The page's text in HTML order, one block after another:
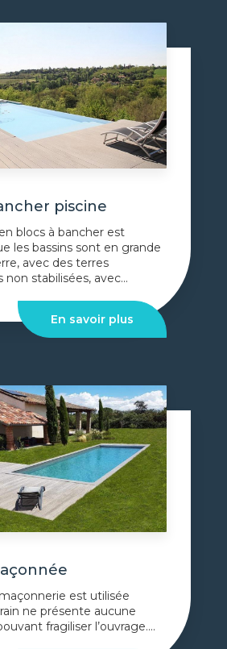
piscine
blocs à bancher est
les bassins sont en grande
avec des terres
stabilisées, avec...
En savoir plus
est utilisée
ne présente aucune
fragiliser l’ouvrage....